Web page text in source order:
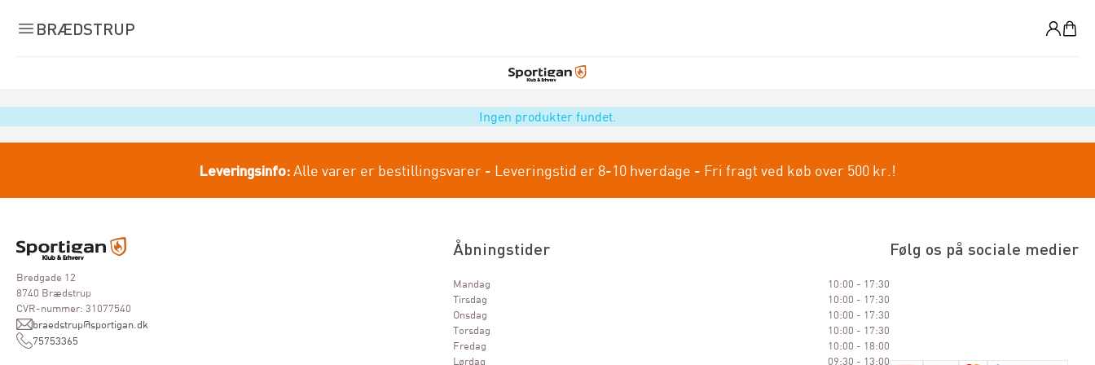
BRÆDSTRUP
Ingen produkter fundet.
Leveringsinfo:Alle varer er bestillingsvarer - Leveringstid er 8-10 hverdage - Fri fragt ved køb over 500 kr.!
Bredgade 12
8740 Brædstrup
CVR-nummer: 31077540
braedstrup@sportigan.dk
75753365
Åbningstider
Mandag
10:00 - 17:30
Tirsdag
10:00 - 17:30
Onsdag
10:00 - 17:30
Torsdag
10:00 - 17:30
Fredag
10:00 - 18:00
Lørdag
09:30 - 13:00
Følg os på sociale medier